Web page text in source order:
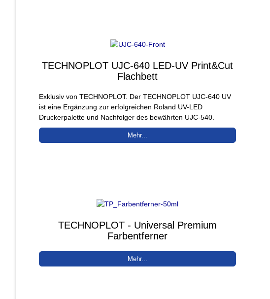
TECHNOPLOT UJC-640 LED-UV Print&Cut
Flachbett
Exklusiv von TECHNOPLOT. Der TECHNOPLOT UJC-640 UV
ist eine Ergänzung zur erfolgreichen Roland UV-LED
Druckerpalette und Nachfolger des bewährten UJC-540.
Mehr...
TECHNOPLOT - Universal Premium
Farbentferner
Mehr...